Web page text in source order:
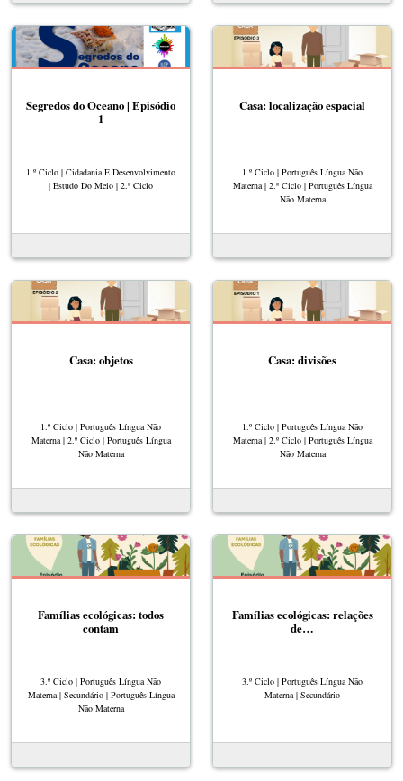
Segredos do Oceano | Episódio
1
1.º Ciclo | Cidadania E Desenvolvimento
| Estudo Do Meio | 2.º Ciclo
Casa: localização espacial
1.º Ciclo | Português Língua Não
Materna | 2.º Ciclo | Português Língua
Não Materna
Casa: objetos
1.º Ciclo | Português Língua Não
Materna | 2.º Ciclo | Português Língua
Não Materna
Casa: divisões
1.º Ciclo | Português Língua Não
Materna | 2.º Ciclo | Português Língua
Não Materna
Famílias ecológicas: todos
contam
3.º Ciclo | Português Língua Não
Materna | Secundário | Português Língua
Não Materna
Famílias ecológicas: relações
de…
3.º Ciclo | Português Língua Não
Materna | Secundário